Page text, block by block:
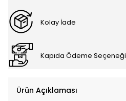
Kolay İade
Kapıda Ödeme Seçeneği
Ürün Açıklaması